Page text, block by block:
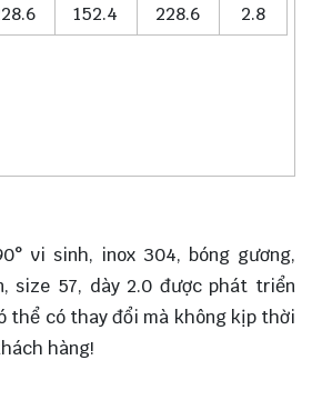
152.4 228.6 2.8
vi sinh, inox 304, bóng gương,
size 57, dày 2.0 được phát triển
thể có thay đổi mà không kịp thời
hàng!